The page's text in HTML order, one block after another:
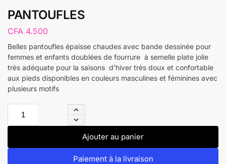
PANTOUFLES
CFA 4.500
Belles pantoufles épaisse chaudes avec bande dessinée pour
femmes et enfants doublées de fourrure à semelle plate jolie
très adéquate pour la saisons d’hiver très doux et confortable
aux pieds disponibles en couleurs masculines et féminines avec
plusieurs motifs
Ajouter au panier
Paiement à la livraison